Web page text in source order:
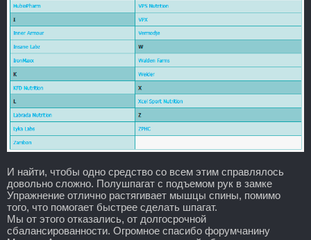
И найти, чтобы одно средство со всем этим справлялось
довольно сложно. Полушпагат с подъемом рук в замке
Упражнение отлично растягивает мышцы спины, помимо
того, что помогает быстрее сделать шпагат.
Мы от этого отказались, от долгосрочной
сбалансированности. Огромное спасибо форумчанину